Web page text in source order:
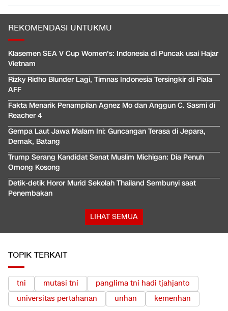
REKOMENDASI UNTUKMU
Klasemen SEA V Cup Women's: Indonesia di Puncak usai Hajar
Vietnam
Rizky Ridho Blunder Lagi, Timnas Indonesia Tersingkir di Piala
AFF
Fakta Menarik Penampilan Agnez Mo dan Anggun C. Sasmi di
Reacher 4
Gempa Laut Jawa Malam Ini: Guncangan Terasa di Jepara,
Demak, Batang
Trump Serang Kandidat Senat Muslim Michigan: Dia Penuh
Omong Kosong
Detik-detik Horor Murid Sekolah Thailand Sembunyi saat
Penembakan
LIHAT SEMUA
TOPIK TERKAIT
tni mutasi tni
panglima tni hadi tjahjanto
universitas pertahanan
unhan kemenhan